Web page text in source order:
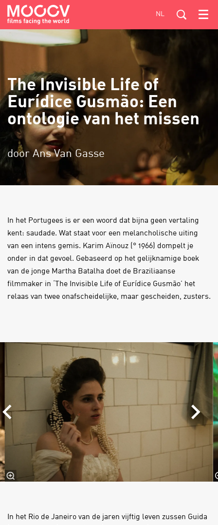
NL Menu
The Invisible Life of
Eurídice Gusmão: Een
ontologie van het missen
door Ans Van Gasse
In het Portugees is er een woord dat bijna geen vertaling
kent: saudade. Wat staat voor een melancholische uiting
van een intens gemis. Karim Aïnouz (° 1966) dompelt je
onder in dat gevoel. Gebaseerd op het gelijknamige boek
van de jonge Martha Batalha doet de Braziliaanse
filmmaker in ‘The Invisible Life of Eurídice Gusmão’ het
relaas van twee onafscheidelijke, maar gescheiden, zusters.
In het Rio de Janeiro van de jaren vijftig leven zussen Guida